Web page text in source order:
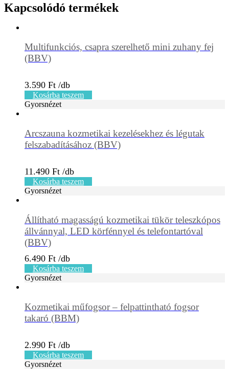
Kapcsolódó termékek
Multifunkciós, csapra szerelhető mini zuhany fej
(BBV)
3.590 Ft
Kosárba teszem
Gyorsnézet
Arcszauna kozmetikai kezelésekhez és légutak
felszabadításához (BBV)
11.490 Ft
Kosárba teszem
Gyorsnézet
Állítható magasságú kozmetikai tükör teleszkópos
állvánnyal, LED körfénnyel és telefontartóval
(BBV)
6.490 Ft
Kosárba teszem
Gyorsnézet
Kozmetikai műfogsor – felpattintható fogsor
takaró (BBM)
2.990 Ft
Kosárba teszem
Gyorsnézet